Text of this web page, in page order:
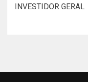
INVESTIDOR GERAL
Rogério Freitas.